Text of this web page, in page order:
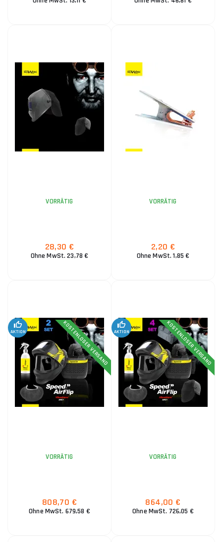
VORRÄTIG
28,30 €
Ohne MwSt. 23,78 €
VORRÄTIG
2,20 €
Ohne MwSt. 1,85 €
AKTION KOSTENLOSER VERSAND
VORRÄTIG
808,70 €
Ohne MwSt. 679,58 €
AKTION KOSTENLOSER VERSAND
VORRÄTIG
864,00 €
Ohne MwSt. 726,05 €